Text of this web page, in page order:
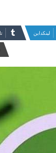
لینکداین